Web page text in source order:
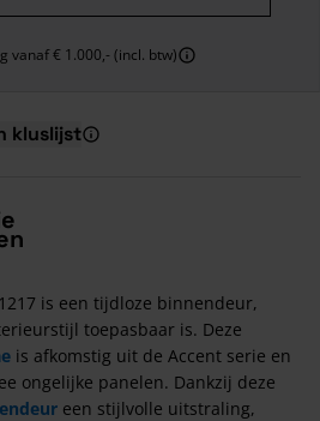
vanaf € 1.000,- (incl. btw)
kluslijst
is een tijdloze binnendeur,
toepasbaar is. Deze
is afkomstig uit de Accent serie en
ongelijke panelen. Dankzij deze
een stijlvolle uitstraling,